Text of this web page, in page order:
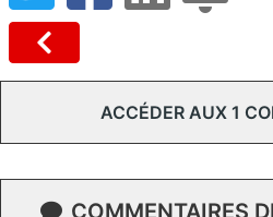
ACCÉDER AUX 1
COMMENTAIRES